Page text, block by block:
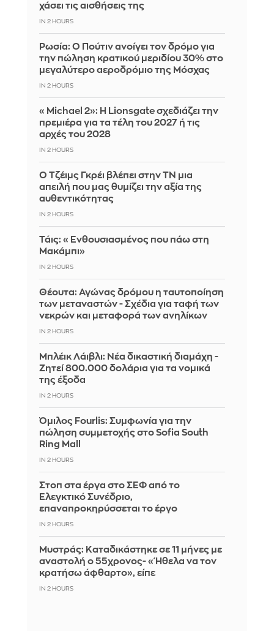
χάσει τις αισθήσεις της
IN 2 HOURS
Ρωσία: Ο Πούτιν ανοίγει τον δρόμο για
την πώληση κρατικού μεριδίου 30% στο
μεγαλύτερο αεροδρόμιο της Μόσχας
IN 2 HOURS
«Michael 2»: Η Lionsgate σχεδιάζει την
πρεμιέρα για τα τέλη του 2027 ή τις
αρχές του 2028
IN 2 HOURS
Ο Τζέιμς Γκρέι βλέπει στην ΤΝ μια
απειλή που μας θυμίζει την αξία της
αυθεντικότητας
IN 2 HOURS
Τάις: «Ενθουσιασμένος που πάω στη
Μακάμπι»
IN 2 HOURS
Θέουτα: Αγώνας δρόμου η ταυτοποίηση
των μεταναστών - Σχέδια για ταφή των
νεκρών και μεταφορά των ανηλίκων
IN 2 HOURS
Μπλέικ Λάιβλι: Νέα δικαστική διαμάχη -
Ζητεί 800.000 δολάρια για τα νομικά
της έξοδα
IN 2 HOURS
Όμιλος Fourlis: Συμφωνία για την
πώληση συμμετοχής στο Sofia South
Ring Mall
IN 2 HOURS
Στοπ στα έργα στο ΣΕΦ από το
Ελεγκτικό Συνέδριο,
επαναπροκηρύσσεται το έργο
IN 2 HOURS
Μυστράς: Καταδικάστηκε σε 11 μήνες με
αναστολή ο 55χρονος- «Ήθελα να τον
κρατήσω άφθαρτο», είπε
IN 2 HOURS